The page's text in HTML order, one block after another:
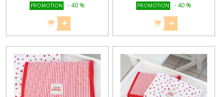
PROMOTION - 40 % PROMOTION - 40 %